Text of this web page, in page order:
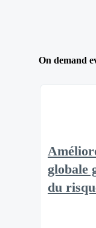
On demand
globale
du